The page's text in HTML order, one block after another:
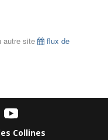
autre site
flux de
Collines